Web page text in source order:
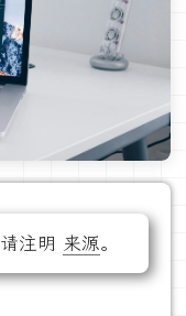
注明 来源。